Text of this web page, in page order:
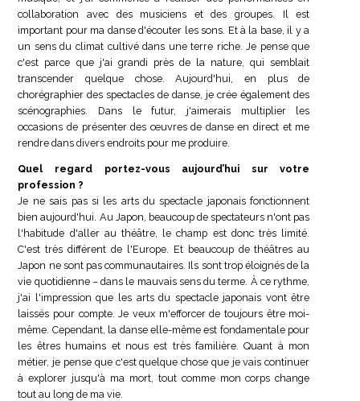
collaboration avec des musiciens et des groupes. Il est
important pour ma danse d'écouter les sons. Et à la base, il y a
un sens du climat cultivé dans une terre riche. Je pense que
c'est parce que j'ai grandi près de la nature, qui semblait
transcender quelque chose. Aujourd'hui, en plus de
chorégraphier des spectacles de danse, je crée également des
scénographies. Dans le futur, j'aimerais multiplier les
occasions de présenter des œuvres de danse en direct et me
rendre dans divers endroits pour me produire.
Quel regard portez-vous aujourd’hui sur votre
profession ?
Je ne sais pas si les arts du spectacle japonais fonctionnent
bien aujourd'hui. Au Japon, beaucoup de spectateurs n'ont pas
l'habitude d'aller au théâtre, le champ est donc très limité.
C'est très différent de l'Europe. Et beaucoup de théâtres au
Japon ne sont pas communautaires. Ils sont trop éloignés de la
vie quotidienne – dans le mauvais sens du terme. À ce rythme,
j'ai l'impression que les arts du spectacle japonais vont être
laissés pour compte. Je veux m'efforcer de toujours être moi-
même. Cependant, la danse elle-même est fondamentale pour
les êtres humains et nous est très familière. Quant à mon
métier, je pense que c'est quelque chose que je vais continuer
à explorer jusqu'à ma mort, tout comme mon corps change
tout au long de ma vie.